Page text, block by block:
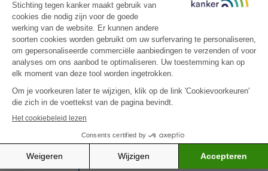
fysieke activiteiten, discussiegroepen, onco-
revalidatie, koken en voeding, steungroepen voor
terugkeer naar het werk, enz.
Vandaag wil l’Essentiel het aanbod van
schoonheidsbehandelingen bij l’Essentiel
versterken EN “verhuizen” naar
ziekenhuisafdelingen, het dagziekenhuis (tijdens de
behandeling) en de oncologieafdeling (tijdens de
Ons plan (NIEUW) is om een sociale